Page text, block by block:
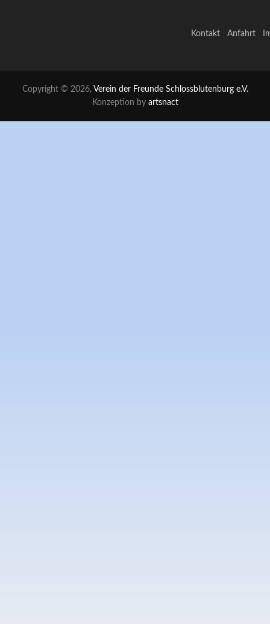
Kontakt Anfahrt
Copyright © 2026, Verein der Freunde Schlossblutenburg e.V.
Konzeption by artsnact